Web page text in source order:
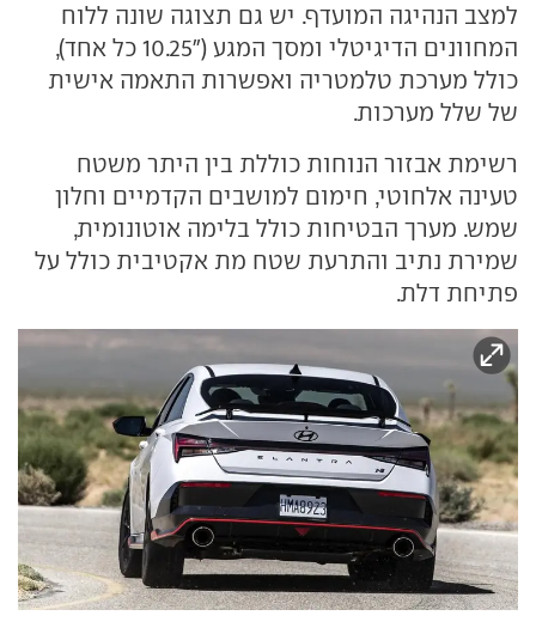
למצב הנהיגה המועדף. יש גם תצוגה שונה ללוח
המחוונים הדיגיטלי ומסך המגע ("10.25 כל אחד),
כולל מערכת טלמטריה ואפשרות התאמה אישית
של שלל מערכות.
רשימת אבזור הנוחות כוללת בין היתר משטח
טעינה אלחוטי, חימום למושבים הקדמיים וחלון
שמש. מערך הבטיחות כולל בלימה אוטונומית,
שמירת נתיב והתרעת שטח מת אקטיבית כולל על
פתיחת דלת.